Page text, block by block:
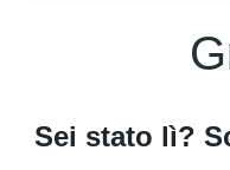
Sei stato lì?